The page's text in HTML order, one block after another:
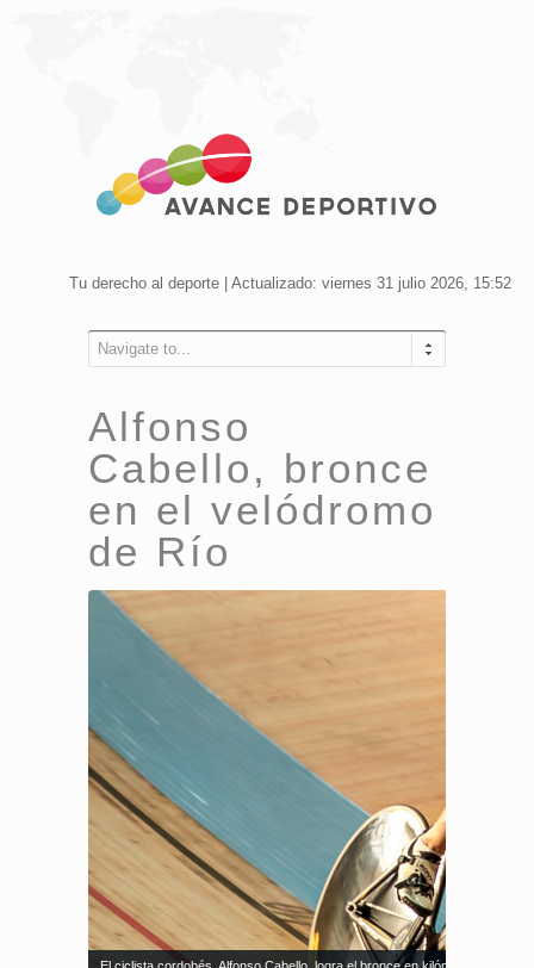
Tu derecho al deporte | Actualizado: viernes 31 julio 2026, 15:52
Navigate to...
Alfonso
Cabello, bronce
en el velódromo
de Río